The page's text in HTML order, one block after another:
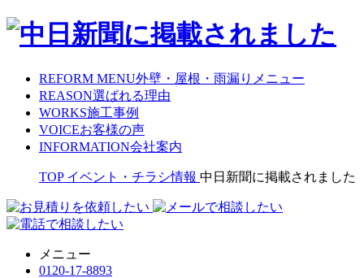
REFORM MENU外壁・屋根・雨漏りメニュー
REASON選ばれる理由
WORKS施工事例
VOICEお客様の声
INFORMATION会社案内
TOP イベント・チラシ情報 中日新聞に掲載されました
メニュー
0120-17-8893